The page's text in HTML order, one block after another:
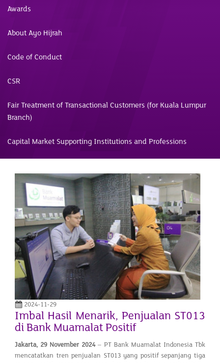
Awards
About Ayo Hijrah
Code of Conduct
CSR
Fair Treatment of Transactional Customers (for Kuala Lumpur
Branch)
Capital Market Supporting Institutions and Professions
2024-11-29
Imbal Hasil Menarik, Penjualan ST013
di Bank Muamalat Positif
Jakarta, 29 November 2024– PT Bank Muamalat Indonesia Tbk
mencatatkan tren penjualan ST013 yang positif sepanjang tiga